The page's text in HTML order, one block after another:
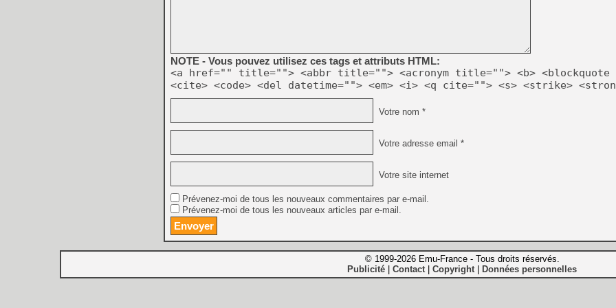
NOTE - Vous pouvez utilisez ces tags et attributs HTML:
<a href="" title=""> <abbr title=""> <acronym title=""> <b> <blockquote
<cite> <code> <del datetime=""> <em> <i> <q cite=""> <s> <strike>
Votre nom *
Votre adresse email *
Votre site internet
Prévenez-moi de tous les nouveaux commentaires par e-mail.
Prévenez-moi de tous les nouveaux articles par e-mail.
© 1999-2026 Emu-France - Tous droits réservés.
Publicité Contact| Copyright| Données personnelles